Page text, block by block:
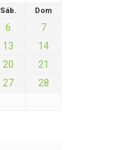
Sáb. Dom
6
7
13
14
20
21
27
28